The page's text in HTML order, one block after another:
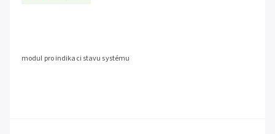
modul pro indikaci stavu systému